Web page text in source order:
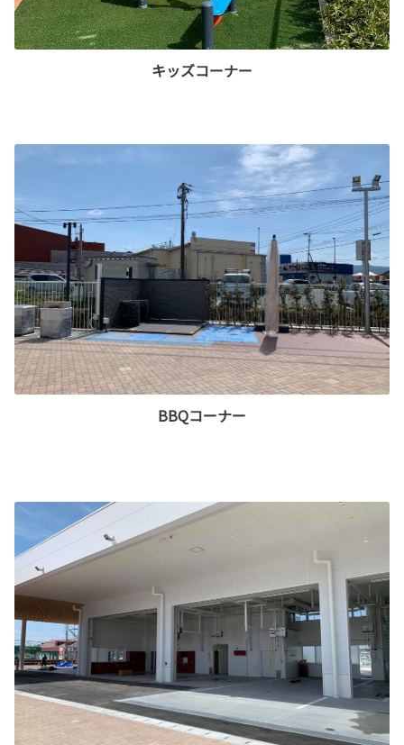
キッズコーナー
BBQコーナー